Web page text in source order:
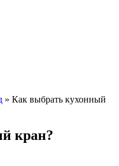
» Как выбрать кухонный
кран?